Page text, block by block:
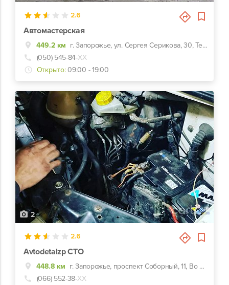
2.6
Автомастерская
449.2 км
г. Запорожье, ул. Сергея Серикова, 30, Территория мельницы
(050) 545-84-ХХ
Открыто: 09:00 - 19:00
2
2.6
Avtodetalzp СТО
448.8 км
г. Запорожье, проспект Соборный, 11, Во дворе справа
(066) 552-38-ХХ